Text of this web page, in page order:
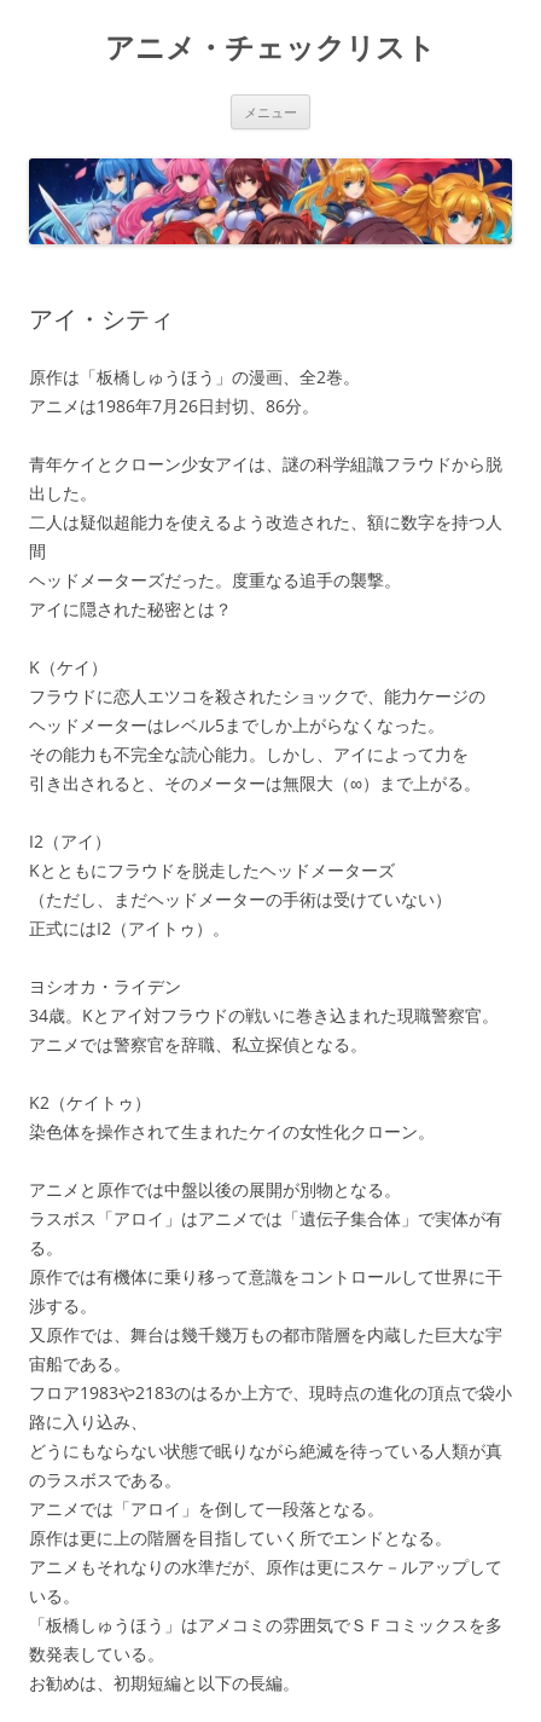
プ
アニメ・チェックリスト
メニュー
アイ・シティ
原作は「板橋しゅうほう」の漫画、全2巻。
アニメは1986年7月26日封切、86分。
青年ケイとクローン少女アイは、謎の科学組識フラウドから脱
出した。
二人は疑似超能力を使えるよう改造された、額に数字を持つ人
間
ヘッドメーターズだった。度重なる追手の襲撃。
アイに隠された秘密とは？
K（ケイ）
フラウドに恋人エツコを殺されたショックで、能力ケージの
ヘッドメーターはレベル5までしか上がらなくなった。
その能力も不完全な読心能力。しかし、アイによって力を
引き出されると、そのメーターは無限大（∞）まで上がる。
I2（アイ）
Kとともにフラウドを脱走したヘッドメーターズ
（ただし、まだヘッドメーターの手術は受けていない）
正式にはI2（アイトゥ）。
ヨシオカ・ライデン
34歳。Kとアイ対フラウドの戦いに巻き込まれた現職警察官。
アニメでは警察官を辞職、私立探偵となる。
K2（ケイトゥ）
染色体を操作されて生まれたケイの女性化クローン。
アニメと原作では中盤以後の展開が別物となる。
ラスボス「アロイ」はアニメでは「遺伝子集合体」で実体が有
る。
原作では有機体に乗り移って意識をコントロールして世界に干
渉する。
又原作では、舞台は幾千幾万もの都市階層を内蔵した巨大な宇
宙船である。
フロア1983や2183のはるか上方で、現時点の進化の頂点で袋小
路に入り込み、
どうにもならない状態で眠りながら絶滅を待っている人類が真
のラスボスである。
アニメでは「アロイ」を倒して一段落となる。
原作は更に上の階層を目指していく所でエンドとなる。
アニメもそれなりの水準だが、原作は更にスケ－ルアップして
いる。
「板橋しゅうほう」はアメコミの雰囲気でＳＦコミックスを多
数発表している。
お勧めは、初期短編と以下の長編。